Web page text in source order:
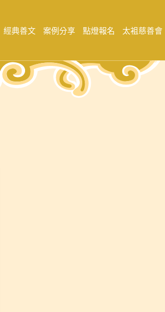
經典善文 案例分享 點燈報名 太袓慈善會